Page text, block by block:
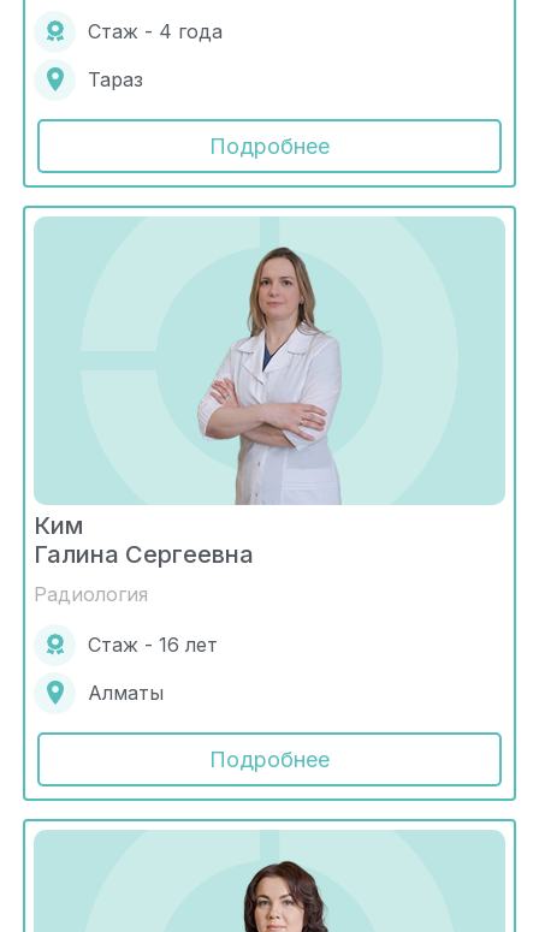
Стаж - 4 года
Тараз
Подробнее
Ким
Галина Сергеевна
Радиология
Стаж - 16 лет
Алматы
Подробнее